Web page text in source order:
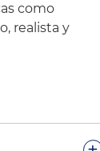
como
realista y